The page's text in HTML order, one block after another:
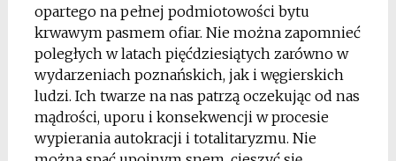
opartego na pełnej podmiotowości bytu
krwawym pasmem ofiar. Nie można zapomnieć
poległych w latach pięćdziesiątych zarówno w
wydarzeniach poznańskich, jak i węgierskich
ludzi. Ich twarze na nas patrzą oczekując od nas
mądrości, uporu i konsekwencji w procesie
wypierania autokracji i totalitaryzmu. Nie